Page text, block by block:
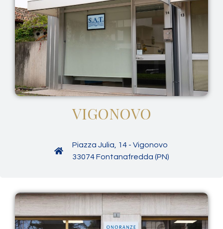
VIGONOVO
Piazza Julia, 14 - Vigonovo
33074 Fontanafredda (PN)